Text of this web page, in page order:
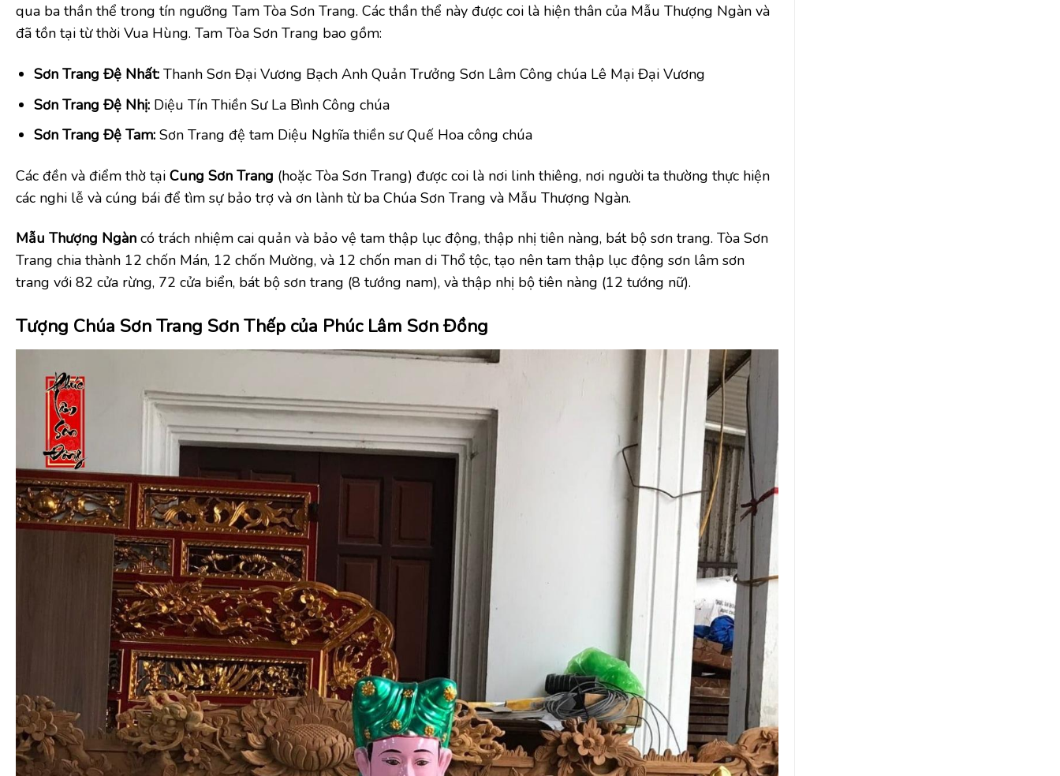
qua ba thần thể trong tín ngưỡng Tam Tòa Sơn Trang. Các thần thể này được coi là hiện thân của Mẫu Thượng Ngàn và
đã tồn tại từ thời Vua Hùng. Tam Tòa Sơn Trang bao gồm:
Sơn Trang Đệ Nhất:Thanh Sơn Đại Vương Bạch Anh Quản Trưởng Sơn Lâm Công chúa Lê Mại Đại Vương
Sơn Trang Đệ Nhị: Diệu Tín Thiền Sư La Bình Công chúa
Sơn Trang Đệ Tam:Sơn Trang đệ tam Diệu Nghĩa thiền sư Quế Hoa công chúa
Các đền và điểm thờ tại Cung Sơn Trang (hoặc Tòa Sơn Trang) được coi là nơi linh thiêng, nơi người ta thường thực hiện
các nghi lễ và cúng bái để tìm sự bảo trợ và ơn lành từ ba Chúa Sơn Trang và Mẫu Thượng Ngàn.
Mẫu Thượng Ngàn có trách nhiệm cai quản và bảo vệ tam thập lục động, thập nhị tiên nàng, bát bộ sơn trang. Tòa Sơn
Trang chia thành 12 chốn Mán, 12 chốn Mường, và 12 chốn man di Thổ tộc, tạo nên tam thập lục động sơn lâm sơn
trang với 82 cửa rừng, 72 cửa biển, bát bộ sơn trang (8 tướng nam), và thập nhị bộ tiên nàng (12 tướng nữ).
Tượng Chúa Sơn Trang Sơn Thếp của Phúc Lâm Sơn Đồng